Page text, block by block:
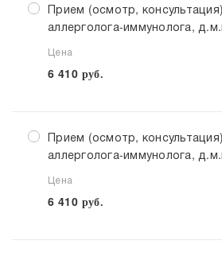
Прием (осмотр,
аллерголога-иммунолога,
Цена
6 410 руб.
Прием (осмотр,
аллерголога-иммунолога,
Цена
6 410 руб.